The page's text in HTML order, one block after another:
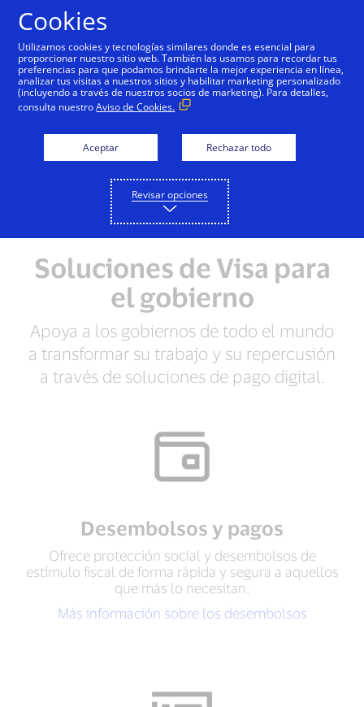
Resumen Liderazgo intelectual
Soluciones de Visa para
el gobierno
Apoya a los gobiernos de todo el mundo
a transformar su trabajo y su repercusión
a través de soluciones de pago digital.
Desembolsos y pagos
Ofrece protección social y desembolsos de
estímulo fiscal de forma rápida y segura a aquellos
que más lo necesitan.
Más información sobre los desembolsos
Cookies
Utilizamos cookies y tecnologías similares donde es esencial para
proporcionar nuestro sitio web. También las usamos para recordar tus
preferencias para que podamos brindarte la mejor experiencia en línea,
analizar tus visitas a nuestros sitios y habilitar marketing personalizado
(incluyendo a través de nuestros socios de marketing). Para detalles,
consulta nuestroAviso de Cookies.
Aceptar Rechazar todo
Revisar opciones